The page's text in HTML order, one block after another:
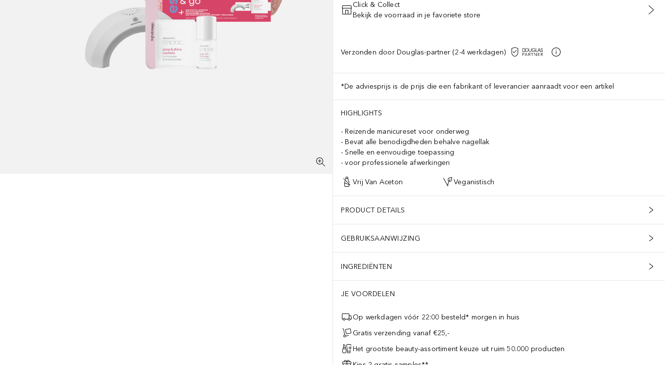
Click & Collect
Bekijk de voorraad in je favoriete store
Verzonden door Douglas-partner (2-4 werkdagen)
*De adviesprijs is de prijs die een fabrikant of leverancier aanraadt voor een artikel
HIGHLIGHTS
Reizende manicureset voor onderweg
Bevat alle benodigdheden behalve nagellak
Snelle en eenvoudige toepassing
voor professionele afwerkingen
Vrij Van Aceton Veganistisch
PRODUCT DETAILS
GEBRUIKSAANWIJZING
INGREDIËNTEN
JE VOORDELEN
Op werkdagen vóór 22:00 besteld* morgen in huis
Gratis verzending vanaf €25,-
Het grootste beauty-assortiment keuze uit ruim 50.000 producten